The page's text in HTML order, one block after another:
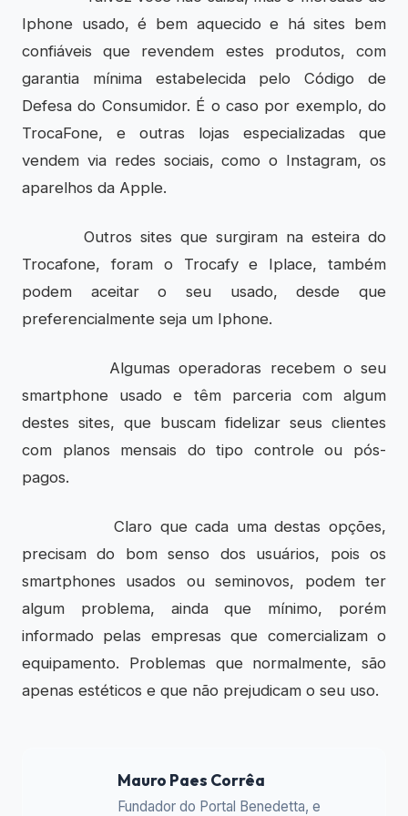
Iphone usado, é bem aquecido e há sites bem
confiáveis que revendem estes produtos, com
garantia mínima estabelecida pelo Código de
Defesa do Consumidor. É o caso por exemplo, do
TrocaFone, e outras lojas especializadas que
vendem via redes sociais, como o Instagram, os
aparelhos da Apple.
Outros sites que surgiram na esteira do
Trocafone, foram o Trocafye Iplace, também
podem aceitar o seu usado, desde que
preferencialmente seja um Iphone.
Algumas operadoras recebem o seu
smartphone usado e têm parceria com algum
destes sites, que buscam fidelizar seus clientes
com planos mensais do tipo controle ou pós-
pagos.
Claro que cada uma destas opções,
precisam do bom senso dos usuários, pois os
smartphones usados ou seminovos, podem ter
algum problema, ainda que mínimo, porém
informado pelas empresas que comercializam o
equipamento. Problemas que normalmente, são
apenas estéticos e que não prejudicam o seu uso.
Mauro Paes Corrêa
Fundador do Portal Benedetta, e